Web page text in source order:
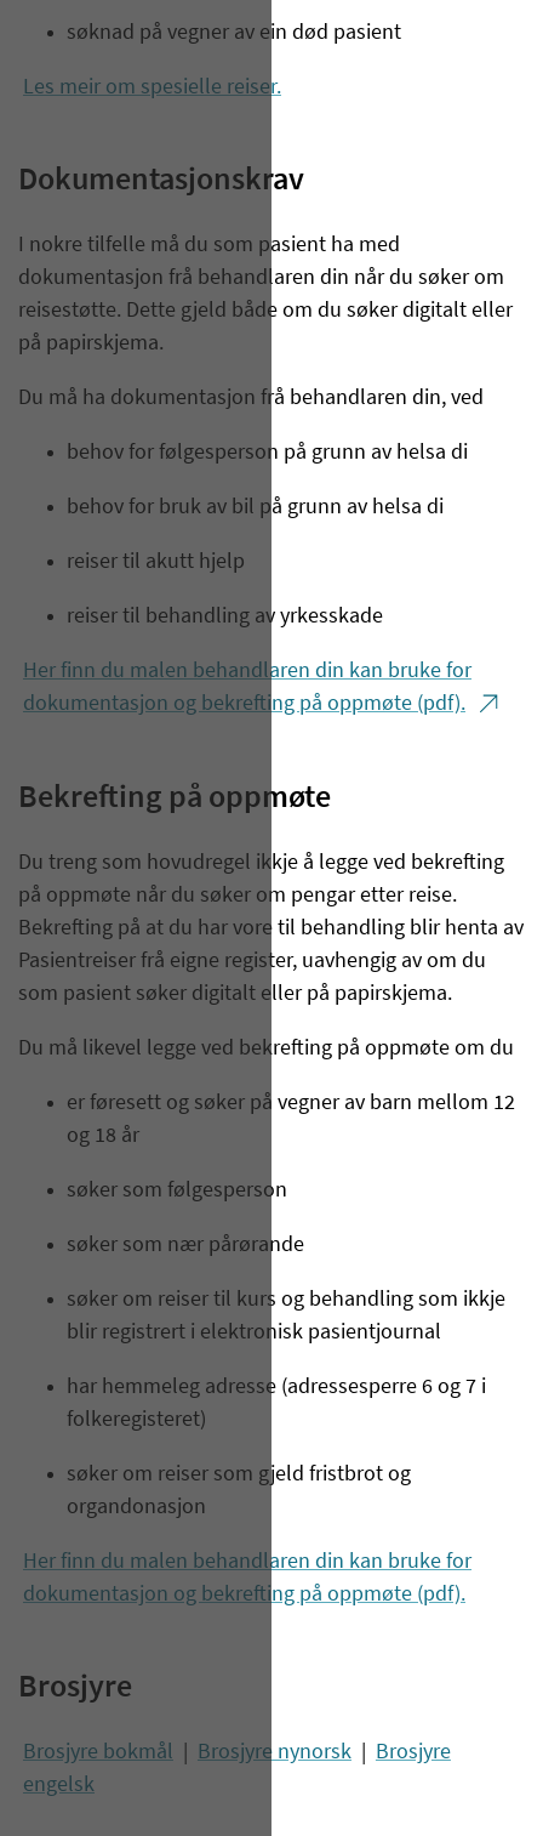
søknad på vegner av ein død pasient
Les meir om spesielle reiser.
Dokumentasjonskrav
I nokre tilfelle må du som pasient ha med
dokumentasjon frå behandlaren din når du søker om
reisestøtte. Dette gjeld både om du søker digitalt eller
på papirskjema.
Du må ha dokumentasjon frå behandlaren din, ved
behov for følgesperson på grunn av helsa di
behov for bruk av bil på grunn av helsa di
reiser til akutt hjelp
reiser til behandling av yrkesskade
Her finn du malen behandlaren din kan bruke for
dokumentasjon og bekrefting på oppmøte (pdf).
Bekrefting på oppmøte
Du treng som hovudregel ikkje å legge ved bekrefting
på oppmøte når du søker om pengar etter reise.
Bekrefting på at du har vore til behandling blir henta av
Pasientreiser frå eigne register, uavhengig av om du
som pasient søker digitalt eller på papirskjema.
Du må likevel legge ved bekrefting på oppmøte om du
er føresett og søker på vegner av barn mellom 12
og 18 år
søker som følgesperson
søker som nær pårørande
søker om reiser til kurs og behandling som ikkje
blir registrert i elektronisk pasientjournal
har hemmeleg adresse (adressesperre 6 og 7 i
folkeregisteret)
søker om reiser som gjeld fristbrot og
organdonasjon
Her finn du malen behandlaren din kan bruke for
dokumentasjon og bekrefting på oppmøte (pdf).
Brosjyre
Brosjyre bokmål Brosjyre nynorsk
Brosjyre
engelsk